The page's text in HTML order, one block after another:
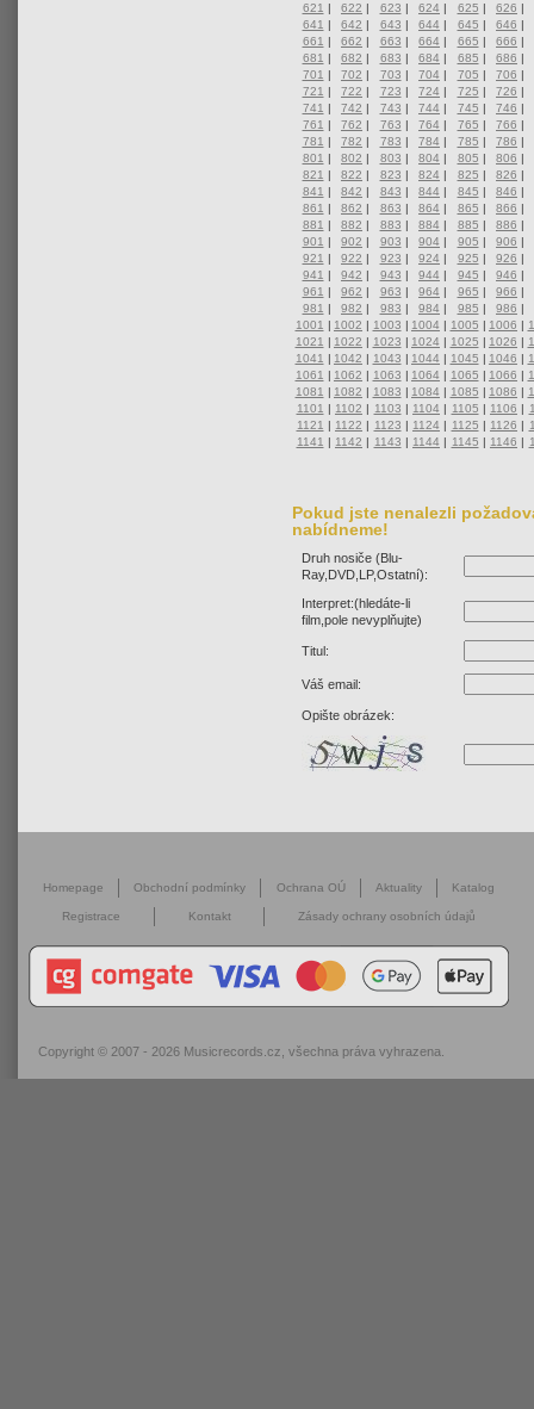
621 | 622 | 623 | 624 | 625 | 626 |
641 | 642 | 643 | 644 | 645 | 646 |
661 | 662 | 663 | 664 | 665 | 666 |
681 | 682 | 683 | 684 | 685 | 686 |
701 | 702 | 703 | 704 | 705 | 706 |
721 | 722 | 723 | 724 | 725 | 726 |
741 | 742 | 743 | 744 | 745 | 746 |
761 | 762 | 763 | 764 | 765 | 766 |
781 | 782 | 783 | 784 | 785 | 786 |
801 | 802 | 803 | 804 | 805 | 806 |
821 | 822 | 823 | 824 | 825 | 826 |
841 | 842 | 843 | 844 | 845 | 846 |
861 | 862 | 863 | 864 | 865 | 866 |
881 | 882 | 883 | 884 | 885 | 886 |
901 | 902 | 903 | 904 | 905 | 906 |
921 | 922 | 923 | 924 | 925 | 926 |
941 | 942 | 943 | 944 | 945 | 946 |
961 | 962 | 963 | 964 | 965 | 966 |
981 | 982 | 983 | 984 | 985 | 986 |
1001 | 1002 | 1003 | 1004 | 1005 | 1006 |
1021 | 1022 | 1023 | 1024 | 1025 | 1026 |
1041 | 1042 | 1043 | 1044 | 1045 | 1046 |
1061 | 1062 | 1063 | 1064 | 1065 | 1066 |
1081 | 1082 | 1083 | 1084 | 1085 | 1086 |
1101 | 1102 | 1103 | 1104 | 1105 | 1106 |
1121 | 1122 | 1123 | 1124 | 1125 | 1126 |
1141 | 1142 | 1143 | 1144 | 1145 | 1146 |
Pokud jste nenalezli
nabídneme!
Druh nosiče (Blu-
Ray,DVD,LP,Ostatní):
Interpret:(hledáte-li
film,pole nevyplňujte)
Titul:
Váš email:
Opište obrázek:
Homepage Obchodní podmínky Ochrana OÚ Aktuality Katalog
Registrace Kontakt Zásady ochrany osobních údajů
Copyright © 2007 - 2026 Musicrecords.cz , všechna práva vyhrazena.